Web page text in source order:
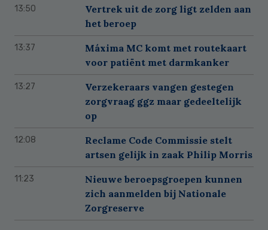
13:50
Vertrek uit de zorg ligt zelden aan
het beroep
13:37
Máxima MC komt met routekaart
voor patiënt met darmkanker
13:27
Verzekeraars vangen gestegen
zorgvraag ggz maar gedeeltelijk
op
12:08
Reclame Code Commissie stelt
artsen gelijk in zaak Philip Morris
11:23
Nieuwe beroepsgroepen kunnen
zich aanmelden bij Nationale
Zorgreserve